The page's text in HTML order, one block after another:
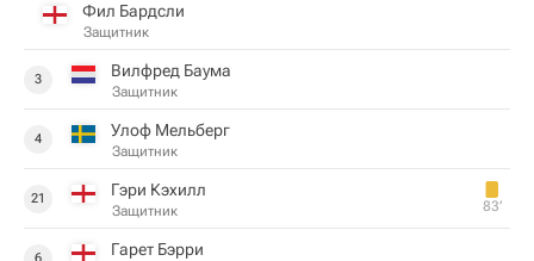
Фил Бардсли
Защитник
3 Вилфред Баума
Защитник
4 Улоф Мельберг
Защитник
21 Гэри Кэхилл
Защитник 83‎’‎
6 Гарет Бэрри